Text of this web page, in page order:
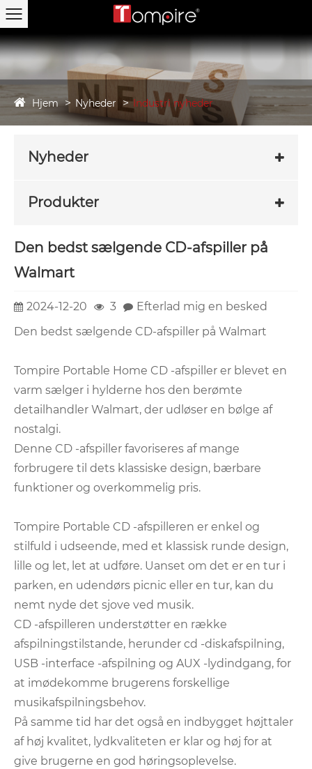
Hjem Nyheder Industri nyheder
Nyheder
Produkter
Den bedst sælgende CD-afspiller på
Walmart
2024-12-20 3
Efterlad mig en besked
Den bedst sælgende CD-afspiller på Walmart
Tompire Portable Home CD -afspiller er blevet en
varm sælger i hylderne hos den berømte
detailhandler Walmart, der udløser en bølge af
nostalgi.
Denne CD -afspiller favoriseres af mange
forbrugere til dets klassiske design, bærbare
funktioner og overkommelig pris.
Tompire Portable CD -afspilleren er enkel og
stilfuld i udseende, med et klassisk runde design,
lille og let, let at udføre. Uanset om det er en tur i
parken, en udendørs picnic eller en tur, kan du
nemt nyde det sjove ved musik.
CD -afspilleren understøtter en række
afspilningstilstande, herunder cd -diskafspilning,
USB -interface -afspilning og AUX -lydindgang, for
at imødekomme brugerens forskellige
musikafspilningsbehov.
På samme tid har det også en indbygget højttaler
af høj kvalitet, lydkvaliteten er klar og høj for at
give brugerne en god høringsoplevelse.